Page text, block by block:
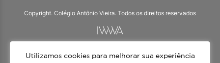
Copyright. Colégio Antônio Vieira. Todos os direitos reservados
O Colégio Antônio Vieira integra a Rede Jesuíta de Educação, tendo as suas
Utilizamos cookies para melhorar sua experiência